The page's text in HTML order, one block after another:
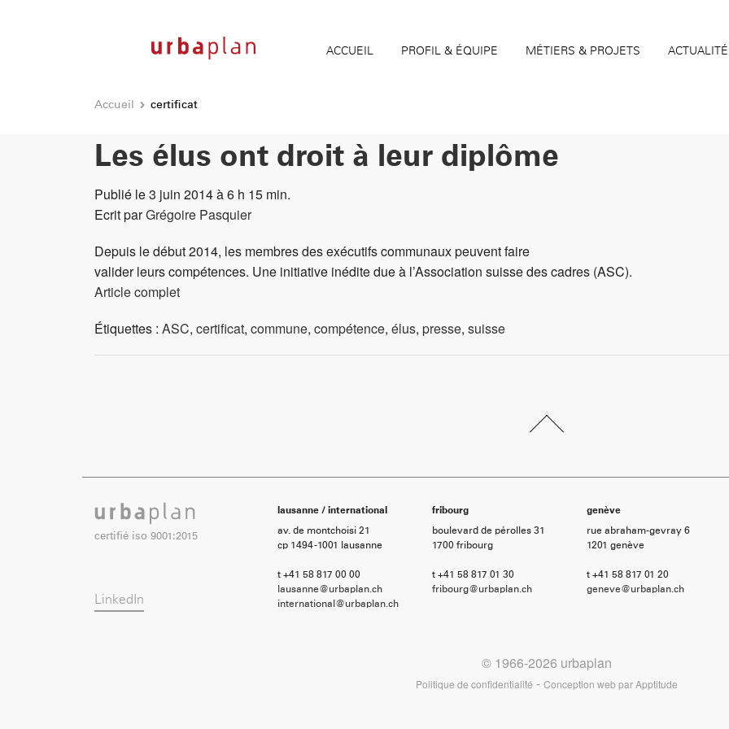
ACCUEIL PROFIL & ÉQUIPE MÉTIERS & PROJETS
Accueil certificat
Les élus ont droit à leur diplôme
Publié le 3 juin 2014 à 6 h 15 min.
Ecrit parGrégoire Pasquier
Depuis le début 2014, les membres des exécutifs communaux peuvent faire
valider leurs compétences. Une initiative inédite due à l’Association suisse des cadres (ASC).
Article complet
Étiquettes : ASC, certificat, commune, compétence, élus, presse, suisse
certifié iso 9001:2015
LinkedIn
lausanne / international
av. de montchoisi 21
cp 1494 -1001 lausanne
t +41 58 817 00 00
lausanne@urbaplan.ch
international@urbaplan.ch
fribourg
boulevard de pérolles 31
1700 fribourg
t +41 58 817 01 30
fribourg@urbaplan.ch
genève
rue abraham-gevray 6
1201 genève
t +41 58 817 01 20
geneve@urbaplan.ch
© 1966-2026 urbaplan
Politique de confidentialité - Conception web parApptitude